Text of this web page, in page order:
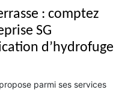
: comptez
SG
d’hydrofuge
parmi ses services